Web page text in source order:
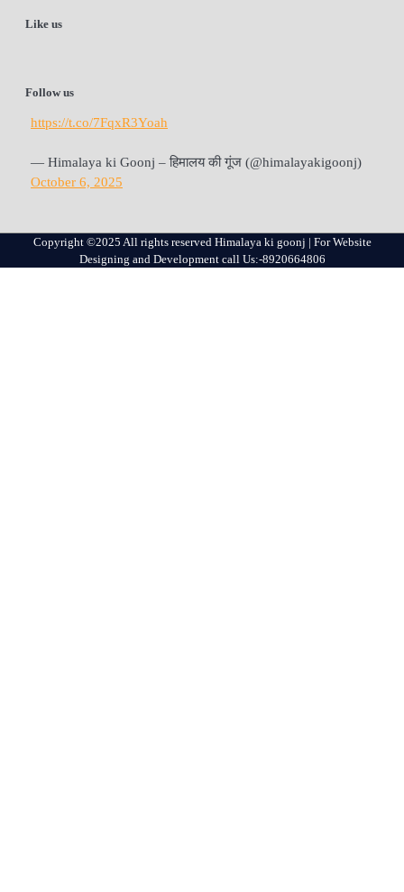
Like us
Follow us
https://t.co/7FqxR3Yoah
— Himalaya ki Goonj – हिमालय की गूंज (@himalayakigoonj)
October 6, 2025
Copyright ©2025 All rights reserved Himalaya ki goonj | For Website
Designing and Development call Us:-8920664806